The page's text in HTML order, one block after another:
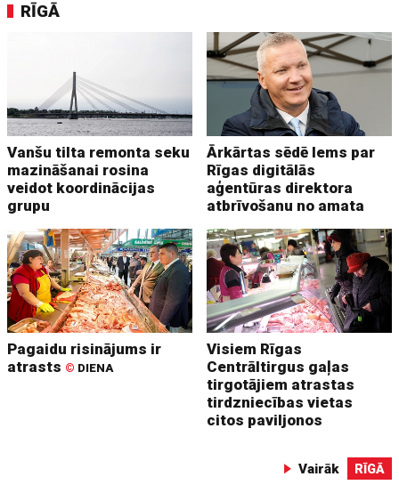
RĪGĀ
Vanšu tilta remonta seku
mazināšanai rosina
veidot koordinācijas
grupu
Ārkārtas sēdē lems par
Rīgas digitālās
aģentūras direktora
atbrīvošanu no amata
Pagaidu risinājums ir
atrasts © DIENA
Visiem Rīgas
Centrāltirgus gaļas
tirgotājiem atrastas
tirdzniecības vietas
citos paviljonos
Vairāk RĪGĀ